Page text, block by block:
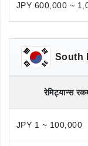
JPY 600,000 ~
South
रेमिट्यान्स
JPY 1 ~ 100,000